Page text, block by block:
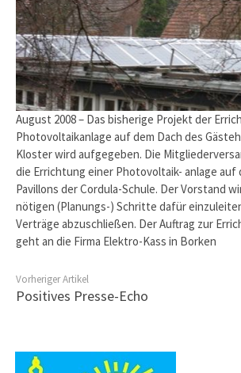
August 2008 – Das bisherige Projekt der
Photovoltaikanlage auf dem Dach des
Kloster wird aufgegeben. Die
die Errichtung einer Photovoltaik- anlage auf
Pavillons der Cordula-Schule. Der Vorstand
nötigen (Planungs-) Schritte dafür
Verträge abzuschließen. Der Auftrag zur
geht an die Firma Elektro-Kass in Borken
Vorheriger Artikel
Positives Presse-Echo